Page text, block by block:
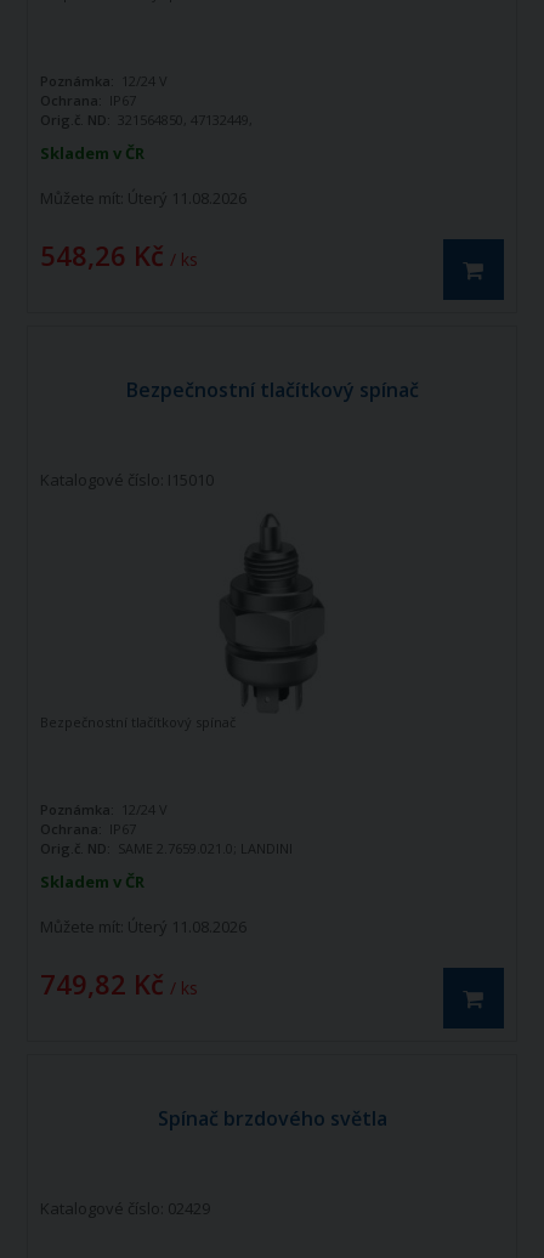
Skladem v ČR
Můžete mít: Úterý 11.08.2026
548,26 Kč / ks
Poznámka:
12/24 V
Ochrana: IP67
Orig.č. ND:
321564850, 47132449,
3532018M91, 3667775, 83961542,
Bezpečnostní tlačítkový spínač
Katalogové číslo: I15010
Skladem v ČR
Můžete mít: Úterý 11.08.2026
749,82 Kč / ks
Bezpečnostní tlačítkový spínač
Poznámka:
12/24 V
Ochrana: IP67
Orig.č. ND:
SAME 2.7659.021.0; LANDINI
17.122.000
Spínač brzdového světla
Katalogové číslo: 02429